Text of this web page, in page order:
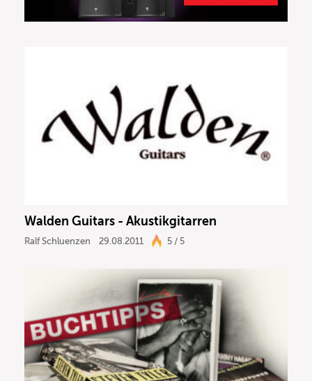
Walden Guitars - Akustikgitarren
Ralf Schluenzen 29.08.2011 5 / 5